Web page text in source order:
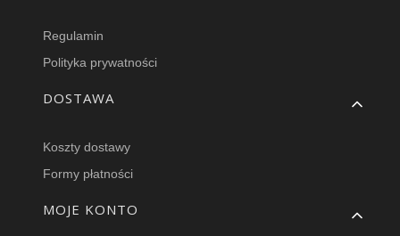
Regulamin
Polityka prywatności
DOSTAWA
Koszty dostawy
Formy płatności
MOJE KONTO